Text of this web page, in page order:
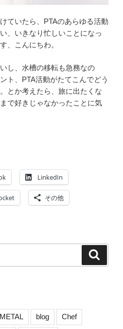
ていたら、PTAのあらゆる活動
、いきなり忙しいことになっ
、こんにちわ。
し、水槽の移転も急務なの
ト、PTA活動がたてこんでどう
とか考えたら、旅に出たくな
で好きじゃなかったことに気
LinkedIn
その他
blog Chef